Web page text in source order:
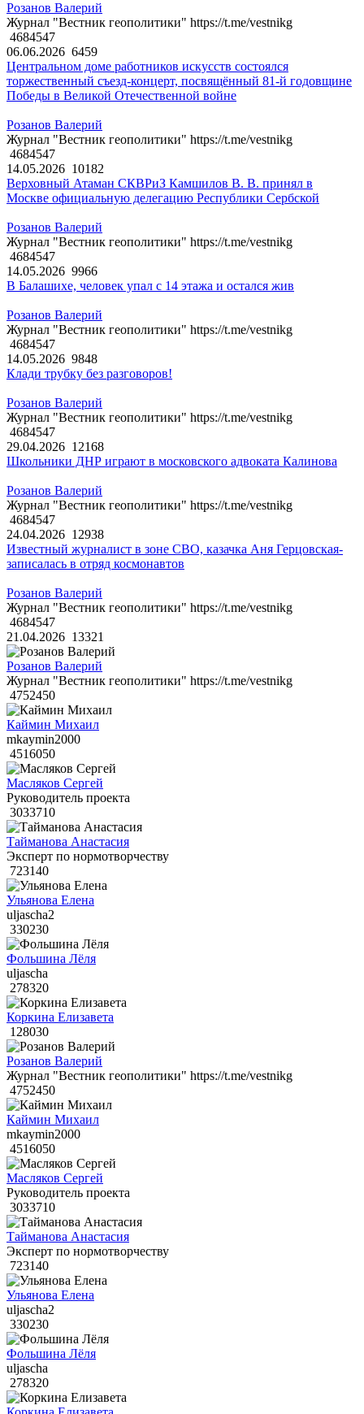
Розанов Валерий
Журнал "Вестник геополитики" https://t.me/vestnikg
4684547
06.06.2026 6459
Центральном доме работников искусств состоялся
торжественный съезд-концерт, посвящённый 81-й годовщине
Победы в Великой Отечественной войне
Розанов Валерий
Журнал "Вестник геополитики" https://t.me/vestnikg
4684547
14.05.2026 10182
Верховный Атаман СКВРиЗ Камшилов В. В. принял в
Москве официальную делегацию Республики Сербской
Розанов Валерий
Журнал "Вестник геополитики" https://t.me/vestnikg
4684547
14.05.2026 9966
В Балашихе, человек упал с 14 этажа и остался жив
Розанов Валерий
Журнал "Вестник геополитики" https://t.me/vestnikg
4684547
14.05.2026 9848
Клади трубку без разговоров!
Розанов Валерий
Журнал "Вестник геополитики" https://t.me/vestnikg
4684547
29.04.2026 12168
Школьники ДНР играют в московского адвоката Калинова
Розанов Валерий
Журнал "Вестник геополитики" https://t.me/vestnikg
4684547
24.04.2026 12938
Известный журналист в зоне СВО, казачка Аня Герцовская-
записалась в отряд космонавтов
Розанов Валерий
Журнал "Вестник геополитики" https://t.me/vestnikg
4684547
21.04.2026 13321
Розанов Валерий
Журнал "Вестник геополитики" https://t.me/vestnikg
4752450
Каймин Михаил
mkaymin2000
4516050
Масляков Сергей
Руководитель проекта
3033710
Тайманова Анастасия
Эксперт по нормотворчеству
723140
Ульянова Елена
uljascha2
330230
Фольшина Лёля
uljascha
278320
Коркина Елизавета
128030
Розанов Валерий
Журнал "Вестник геополитики" https://t.me/vestnikg
4752450
Каймин Михаил
mkaymin2000
4516050
Масляков Сергей
Руководитель проекта
3033710
Тайманова Анастасия
Эксперт по нормотворчеству
723140
Ульянова Елена
uljascha2
330230
Фольшина Лёля
uljascha
278320